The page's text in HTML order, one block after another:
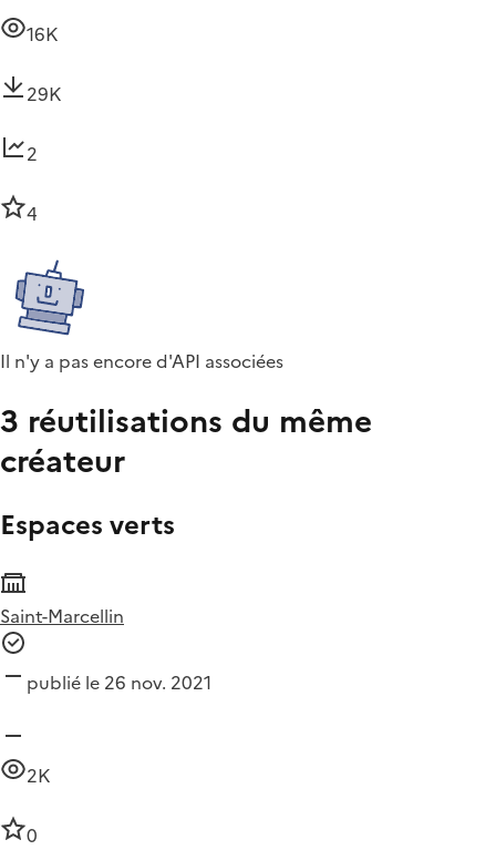
16K
29K
2
4
Il n'y a pas encore d'API associées
3 réutilisations du même
créateur
Espaces verts
Saint-Marcellin
publié le 26 nov. 2021
2K
0